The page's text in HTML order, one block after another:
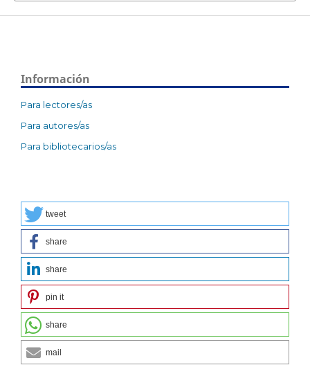
Información
Para lectores/as
Para autores/as
Para bibliotecarios/as
tweet
share
share
pin it
share
mail